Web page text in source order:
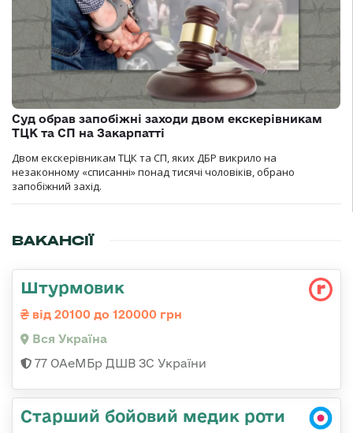
Суд обрав запобіжні заходи двом екскерівникам
ТЦК та СП на Закарпатті
Двом екскерівникам ТЦК та СП, яких ДБР викрило на
незаконному «списанні» понад тисячі чоловіків, обрано
запобіжний захід.
ВАКАНСІЇ
Штурмовик
від 20100 до 120000 грн
Вся Україна
77 ОАеМБр ДШВ ЗС України
Старший бойовий медик роти